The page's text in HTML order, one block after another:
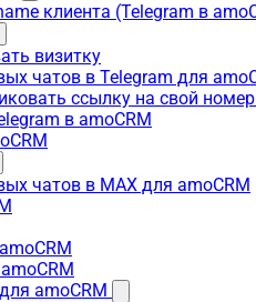
клиента (Telegram в
визитку
чатов в Telegram для
ссылку на свой
в amoCRM
чатов в MAX для amoCRM
amoCRM